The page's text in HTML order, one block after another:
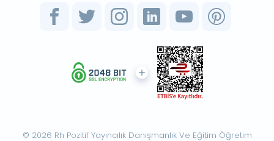
© 2026 Rh Pozitif Yayıncılık Danışmanlık Ve Eğitim Öğretim